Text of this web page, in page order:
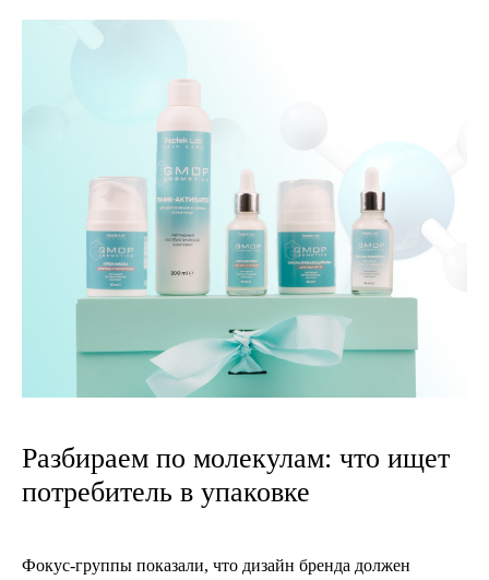
Разбираем по молекулам: что ищет
потребитель в упаковке
Фокус-группы показали, что дизайн бренда должен